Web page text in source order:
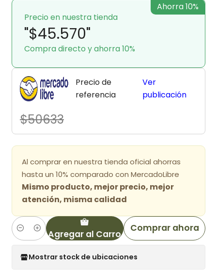
Precio en nuestra tienda
"$45.570"
Compra directo y ahorra 10%
Ahorra 10%
Precio de
referencia
$50633
Ver
publicación
Al comprar en nuestra tienda oficial ahorras
hasta un 10% comparado con MercadoLibre
Mismo producto, mejor precio, mejor
atención, misma calidad
Cantidad Agregar al Carro
Comprar ahora
Mostrar stock de ubicaciones